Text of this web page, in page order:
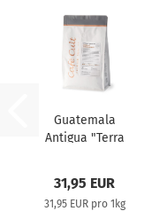
Guatemala
Antigua "Terra
31,95 EUR
31,95 EUR pro 1kg